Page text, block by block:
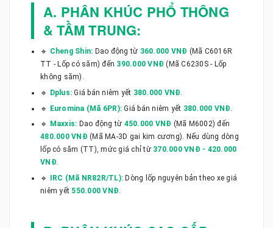
A. PHÂN KHÚC PHỔ THÔNG
& TẦM TRUNG:
🔹 Cheng Shin: Dao động từ 360.000 VNĐ (Mã C6016R
TT - Lốp có săm) đến 390.000 VNĐ (Mã C6230S - Lốp
không săm).
🔹 Dplus: Giá bán niêm yết 380.000 VNĐ
🔹 Euromina (Mã 6PR): Giá bán niêm yết 380.000 VNĐ
🔹
Maxxis: Dao động từ 450.000 VNĐ (Mã M6002) đến
480.000 VNĐ (Mã MA-3D gai kim cương). Nếu dùng dòng
lốp có săm (TT), mức giá chỉ từ 370.000 VNĐ - 420.000
VNĐ.
🔹
IRC (Mã NR82R/TL): Dòng lốp nguyên bản theo xe giá
niêm yết 550.000 VNĐ.